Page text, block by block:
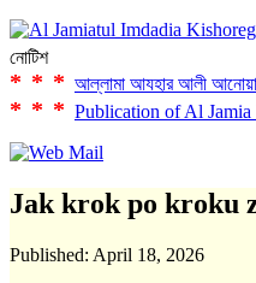
নোটিশ
*** আল্লামা আযহার আলী
*** Publication of Al Jamia
Jak krok po kroku
Published: April 18, 2026